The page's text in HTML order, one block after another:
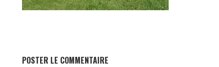
POSTER LE COMMENTAIRE